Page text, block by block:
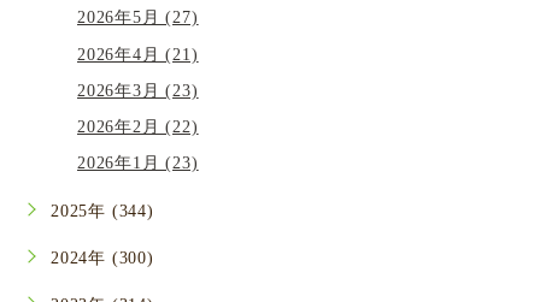
2026年5月 (27)
2026年4月 (21)
2026年3月 (23)
2026年2月 (22)
2026年1月 (23)
2025年 (344)
2024年 (300)